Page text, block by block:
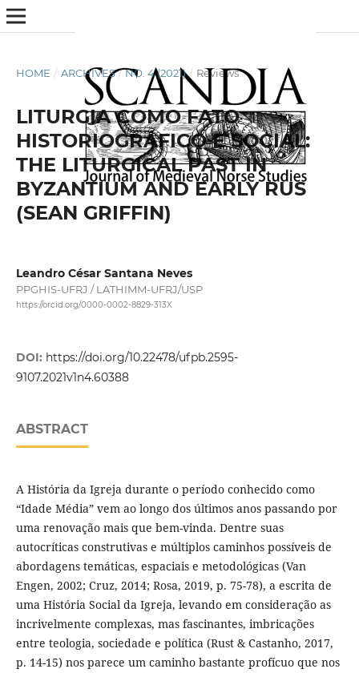
HOME / ARCHIVES / NO. 4 (2021) / Reviews
LITURGIA COMO FATO
HISTORIOGRÁFICO E SOCIAL:
THE LITURGICAL PAST IN
BYZANTIUM AND EARLY RUS
(SEAN GRIFFIN)
Leandro César Santana Neves
PPGHIS-UFRJ / LATHIMM-UFRJ/USP
https://orcid.org/0000-0002-8829-313X
DOI: https://doi.org/10.22478/ufpb.2595-
9107.2021v1n4.60388
ABSTRACT
A História da Igreja durante o período conhecido como
“Idade Média” vem ao longo dos últimos anos passando por
uma renovação mais que bem-vinda. Dentre suas
autocríticas construtivas e múltiplos caminhos possíveis de
abordagens temáticas, espaciais e metodológicas (Van
Engen, 2002; Cruz, 2014; Rosa, 2019, p. 75-78), a escrita de
uma História Social da Igreja, levando em consideração as
incrivelmente complexas, mas fascinantes, imbricações
entre teologia, sociedade e política (Rust & Castanho, 2017,
p. 14-15) nos parece um caminho bastante profícuo que nos